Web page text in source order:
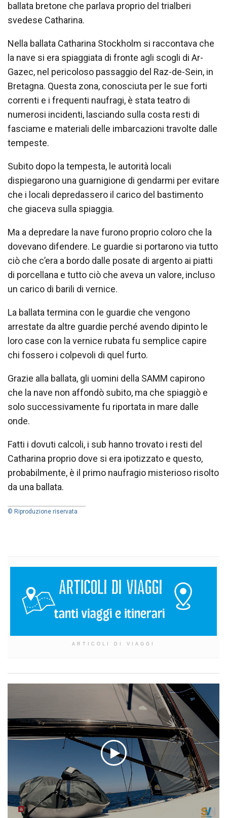
ballata bretone che parlava proprio del trialberi
svedese Catharina.
Nella ballata Catharina Stockholm si raccontava che
la nave si era spiaggiata di fronte agli scogli di Ar-
Gazec, nel pericoloso passaggio del Raz-de-Sein, in
Bretagna. Questa zona, conosciuta per le sue forti
correnti e i frequenti naufragi, è stata teatro di
numerosi incidenti, lasciando sulla costa resti di
fasciame e materiali delle imbarcazioni travolte dalle
tempeste.
Subito dopo la tempesta, le autorità locali
dispiegarono una guarnigione di gendarmi per evitare
che i locali depredassero il carico del bastimento
che giaceva sulla spiaggia.
Ma a depredare la nave furono proprio coloro che la
dovevano difendere. Le guardie si portarono via tutto
ciò che c’era a bordo dalle posate di argento ai piatti
di porcellana e tutto ciò che aveva un valore, incluso
un carico di barili di vernice.
La ballata termina con le guardie che vengono
arrestate da altre guardie perché avendo dipinto le
loro case con la vernice rubata fu semplice capire
chi fossero i colpevoli di quel furto.
Grazie alla ballata, gli uomini della SAMM capirono
che la nave non affondò subito, ma che spiaggiò e
solo successivamente fu riportata in mare dalle
onde.
Fatti i dovuti calcoli, i sub hanno trovato i resti del
Catharina proprio dove si era ipotizzato e questo,
probabilmente, è il primo naufragio misterioso risolto
da una ballata.
© Riproduzione riservata
ARTICOLI DI VIAGGI